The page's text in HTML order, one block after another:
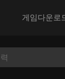
게임다운로